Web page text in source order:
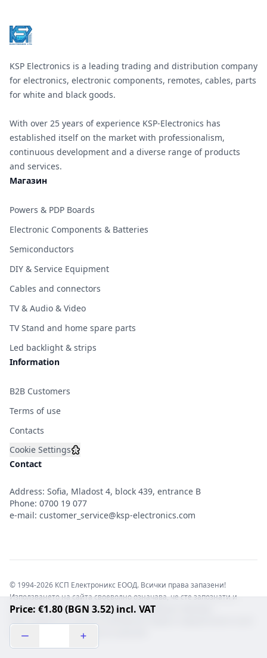
Price: €1.80 (BGN 3.52) incl. VAT
KSP Electronics is a leading trading and distribution company
for electronics, electronic components, remotes, cables, parts
for white and black goods.
With over 25 years of experience KSP-Electronics has
established itself on the market with professionalism,
continuous development and a diverse range of products
and services.
Магазин
Powers & PDP Boards
Electronic Components & Batteries
Semiconductors
DIY & Service Equipment
Cables and connectors
TV & Audio & Video
TV Stand and home spare parts
Led backlight & strips
Information
B2B Customers
Terms of use
Contacts
Cookie Settings
Contact
Address: Sofia, Mladost 4, block 439, entrance B
Phone: 0700 19 077
e-mail: customer_service@ksp-electronics.com
© 1994-2026 КСП Електроникс ЕООД. Всички права запазени!
Използването на сайта своеволно означава, че сте запознати и
съгласни с правната информация обвързваща софтуера.
отговорност с цялата сила на закона!b